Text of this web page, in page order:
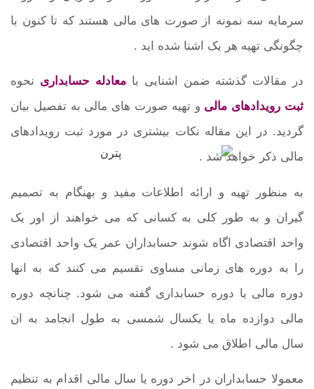
سرمایه سه نمونه از صورت های مالی هستند که تا کنون با
چگونگی تهیه هر یک اشنا شده اید .
در مقالات گذشته ضمن اشنایی با معادله حسابداری نحوه
ثبت رویدادهای مالی و تهیه صورت های مالی به تفصیل بیان
گردید. در این مقاله نکات بیشتری در مورد ثبت رویدادهای
مالی ذکر خواهد شد .
به منظور تهیه و ارائه اطلاعات مفید و بهنگام به تصمیم
گیران و به طور کلی به کسانی که می خواهند از اور یک
واحد اقتصادی اگاه شوند حسابداران عمر یک واحد اقتصادی
را به دوره های زمانی مساوی تقسیم می کنند که به انها
دوره مالی یا دوره حسابداری گفته می شود. چنانچه دوره
مالی دوازده ماه یا یکسال شمسی به طول انجامد به ان
سال مالی اطلاق می شود .
معمولا حسابداران در اخر دوره یا سال مالی اقدام به تنظیم